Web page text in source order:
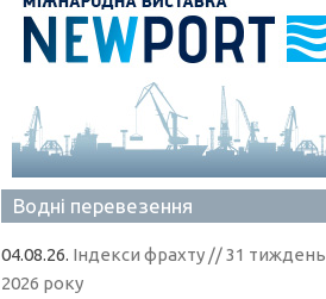
Водні перевезення
04.08.26. Індекси фрахту // 31 тиждень
2026 року